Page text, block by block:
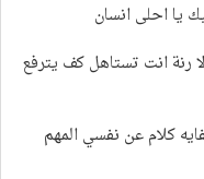
يا احلى انسان
رنة انت تستاهل كف يترفع
كلام عن نفسي المهم